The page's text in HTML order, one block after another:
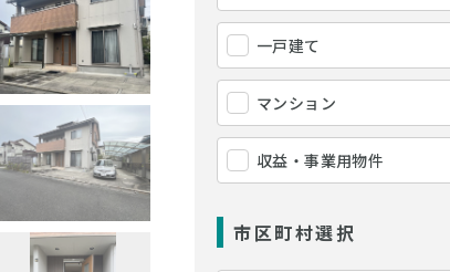
一戸建て
マンション
収益・事業用物件
市区町村選択